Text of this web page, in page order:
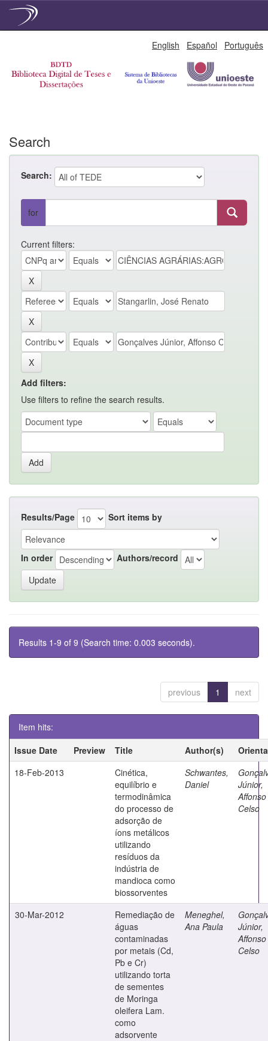
English Español Português
Search
Search:
for
Current filters:
Add filters:
Use filters to refine the search results.
Results/Page Sort items by
In order Authors/record
Results 1-9 of 9 (Search time: 0.003 seconds).
previous 1 next
Item hits:
Issue Date
Preview Title Author(s)
18-Feb-2013
Cinética,
equilíbrio e
termodinâmica
do processo de
adsorção de
íons metálicos
utilizando
resíduos da
indústria de
mandioca como
biossorventes
Schwantes,
Daniel
Júnior,
Affonso
Celso
30-Mar-2012
Remediação de
águas
contaminadas
por metais (Cd,
Pb e Cr)
utilizando torta
de sementes
de Moringa
oleifera Lam.
como
adsorvente
Meneghel,
Ana Paula
Júnior,
Affonso
Celso